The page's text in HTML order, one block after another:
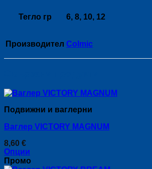
Тегло гр 6, 8, 10, 12
Производител Colmic
Подвижни и ваглерни
Ваглер VICTORY MAGNUM
8,60 €
Опции
This
Промо